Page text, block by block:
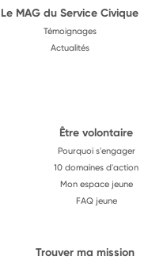
Le MAG du Service Civique
Témoignages
Actualités
Être volontaire
Pourquoi s'engager
10 domaines d'action
Mon espace jeune
FAQ jeune
Trouver ma mission